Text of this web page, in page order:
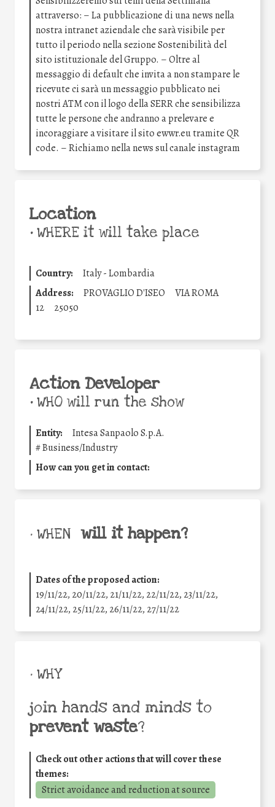
attraverso: – La pubblicazione di una news nella
nostra intranet aziendale che sarà visibile per
tutto il periodo nella sezione Sostenibilità del
sito istituzionale del Gruppo. – Oltre al
messaggio di default che invita a non stampare le
ricevute ci sarà un messaggio pubblicato nei
nostri ATM con il logo della SERR che sensibilizza
tutte le persone che andranno a prelevare e
incoraggiare a visitare il sito ewwr.eu tramite QR
code. – Richiamo nella news sul canale instagram
Location
•WHERE it will take place
Country:
Italy - Lombardia
Address:
PROVAGLIO D'ISEO
VIA ROMA
12
25050
Action Developer
•WHO will run the show
Entity:
Intesa Sanpaolo S.p.A.
#Business/Industry
How can you get in contact:
• WHEN will it happen?
Dates of the proposed action:
19/11/22, 20/11/22, 21/11/22, 22/11/22, 23/11/22,
24/11/22, 25/11/22, 26/11/22, 27/11/22
• WHY
join hands and minds to
prevent waste?
Check out other actions that will cover these
themes:
Strict avoidance and reduction at source